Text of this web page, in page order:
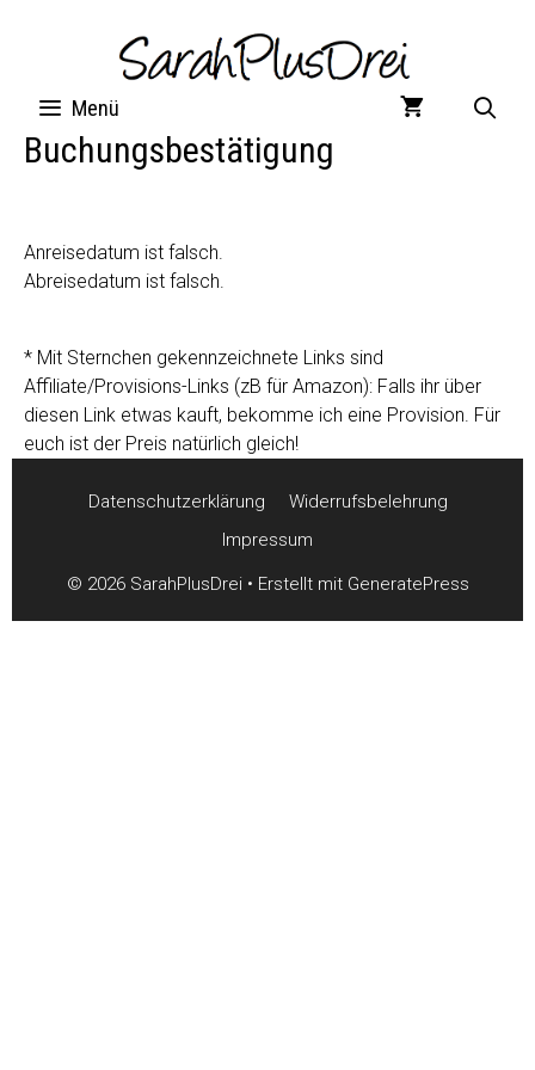
Menü
Buchungsbestätigung
Anreisedatum ist falsch.
Abreisedatum ist falsch.
* Mit Sternchen gekennzeichnete Links sind
Affiliate/Provisions-Links (zB für Amazon): Falls ihr über
diesen Link etwas kauft, bekomme ich eine Provision. Für
euch ist der Preis natürlich gleich!
Datenschutzerklärung
Widerrufsbelehrung
Impressum
© 2026 SarahPlusDrei• Erstellt mit GeneratePress